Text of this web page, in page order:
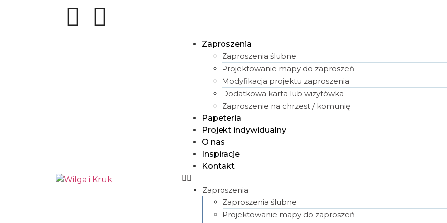
Zaproszenia
Zaproszenia ślubne
Projektowanie mapy do zaproszeń
Modyfikacja projektu zaproszenia
Dodatkowa karta lub wizytówka
Zaproszenie na chrzest / komunię
Papeteria
Projekt indywidualny
O nas
Inspiracje
Kontakt
Zaproszenia
Zaproszenia ślubne
Projektowanie mapy do zaproszeń